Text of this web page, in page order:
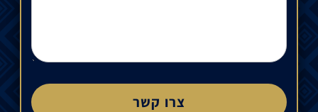
צרו קשר